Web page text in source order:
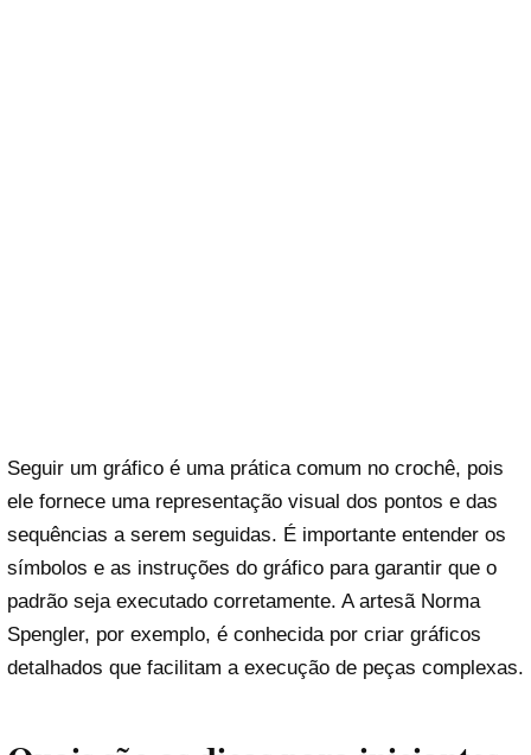
Seguir um gráfico é uma prática comum no crochê, pois
ele fornece uma representação visual dos pontos e das
sequências a serem seguidas. É importante entender os
símbolos e as instruções do gráfico para garantir que o
padrão seja executado corretamente. A artesã Norma
Spengler, por exemplo, é conhecida por criar gráficos
detalhados que facilitam a execução de peças complexas.